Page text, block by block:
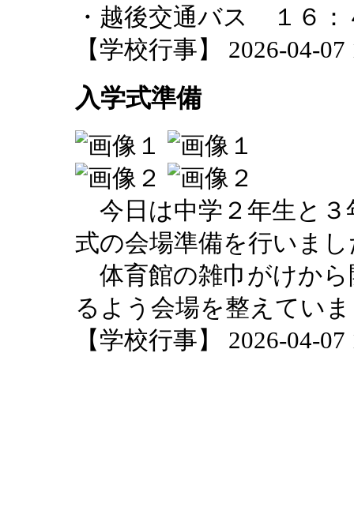
・越後交通バス １６：
【学校行事】 2026-04-
入学式準備
今日は中学２年生と３
式の会場準備を行いま
体育館の雑巾がけから
るよう会場を整えてい
【学校行事】 2026-04-